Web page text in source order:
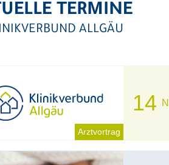
TERMINE
ALLGÄU
Arztvortrag
14